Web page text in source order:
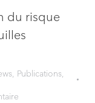
du risque
, Publications,